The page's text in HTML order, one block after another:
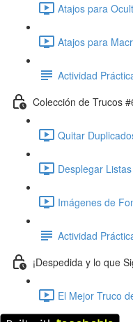
Atajos para
Atajos para
Actividad
Colección de Trucos
Quitar
Desplegar
Imágenes de
Actividad
¡Despedida y lo que
El Mejor Truco